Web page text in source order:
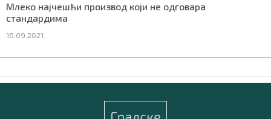
Млеко најчешћи производ који не одговара
стандардима
16.09.2021.